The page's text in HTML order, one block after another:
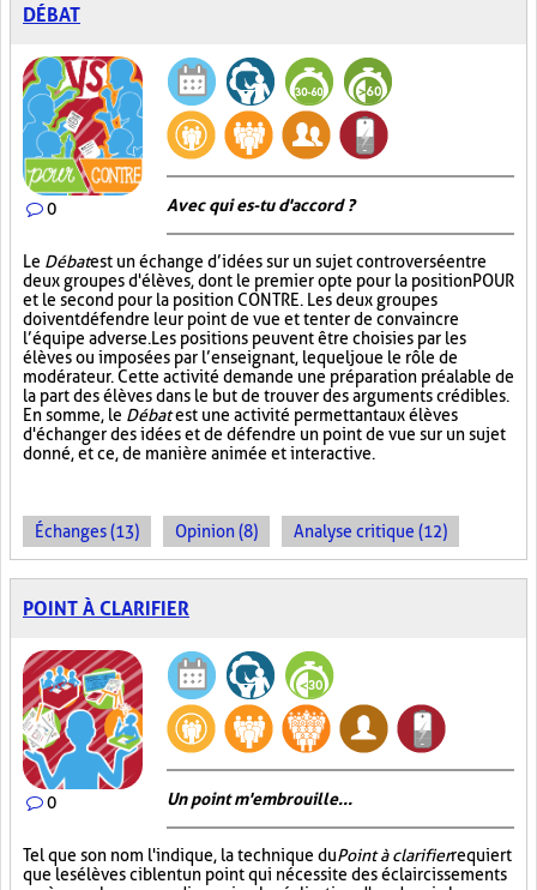
DÉBAT
0 Avec qui es-tu d'accord ?
Le Débatest un échange d’idées sur un sujet controversé entre
deux groupes d'élèves, dont le premier opte pour la position POUR
et le second pour la position CONTRE. Les deux groupes
doivent défendre leur point de vue et tenter de convaincre
l’équipe adverse. Les positions peuvent être choisies par les
élèves ou imposées par l’enseignant, lequel joue le rôle de
modérateur. Cette activité demande une préparation préalable de
la part des élèves dans le but de trouver des arguments crédibles.
En somme, le Débatest une activité permettant aux élèves
d'échanger des idées et de défendre un point de vue sur un sujet
donné, et ce, de manière animée et interactive.
Échanges (13) Opinion (8) Analyse critique (12)
POINT À CLARIFIER
0 Un point m'embrouille...
Tel que son nom l'indique, la technique duPoint à clarifierrequiert
que les élèves ciblent un point qui nécessite des éclaircissements